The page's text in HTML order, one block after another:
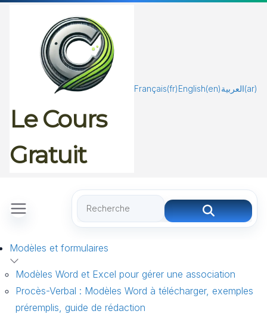
Le Cours
Gratuit
Français(fr) English(en)العربية(ar)
Modèles et formulaires
Modèles Word et Excel pour gérer une association
Procès-Verbal : Modèles Word à télécharger, exemples
préremplis, guide de rédaction